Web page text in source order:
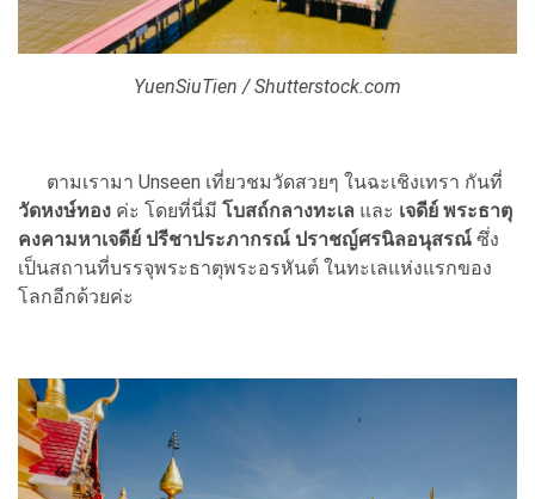
YuenSiuTien / Shutterstock.com
ตามเรามา Unseen เที่ยวชมวัดสวยๆ ในฉะเชิงเทรา กันที่
วัดหงษ์ทอง ค่ะ โดยที่นี่มี โบสถ์กลางทะเล และ เจดีย์ พระธาตุ
คงคามหาเจดีย์ ปรีชาประภากรณ์ ปราชญ์ศรนิลอนุสรณ์ ซึ่ง
เป็นสถานที่บรรจุพระธาตุพระอรหันต์ ในทะเลแห่งแรกของ
โลกอีกด้วยค่ะ